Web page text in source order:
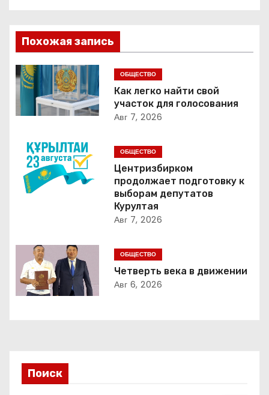
в
и
г
а
и
я
з
а
я
Похожая запись
ОБЩЕСТВО
Как легко найти свой
участок для голосования
Авг 7, 2026
ОБЩЕСТВО
Центризбирком
продолжает подготовку к
выборам депутатов
Курултая
Авг 7, 2026
ОБЩЕСТВО
Четверть века в движении
Авг 6, 2026
Поиск